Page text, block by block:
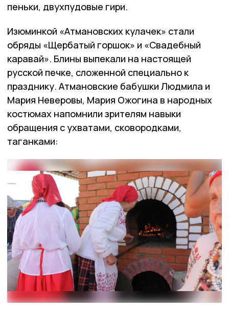
пеньки, двухпудовые гири.
Изюминкой «Атмановских кулачек» стали
обряды «Щербатый горшок» и «Свадебный
каравай». Блины выпекали на настоящей
русской печке, сложенной специально к
празднику. Атмановские бабушки Людмила и
Мария Неверовы, Мария Ожогина в народных
костюмах напомнили зрителям навыки
обращения с ухватами, сковородками,
таганками: